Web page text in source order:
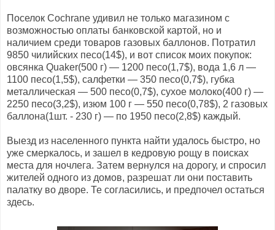
Поселок Cochrane удивил не только магазином с
возможностью оплаты банковской картой, но и
наличием среди товаров газовых баллонов. Потратил
9850 чилийских песо(14$), и вот список моих покупок:
овсянка Quaker(500 г) — 1200 песо(1,7$), вода 1,6 л —
1100 песо(1,5$), салфетки — 350 песо(0,7$), губка
металлическая — 500 песо(0,7$), сухое молоко(400 г) —
2250 песо(3,2$), изюм 100 г — 550 песо(0,78$), 2 газовых
баллона(1шт. - 230 г) — по 1950 песо(2,8$) каждый.
Выезд из населенного пункта найти удалось быстро, но
уже смеркалось, и зашел в кедровую рощу в поисках
места для ночлега. Затем вернулся на дорогу, и спросил
жителей одного из домов, разрешат ли они поставить
палатку во дворе. Те согласились, и предпочел остаться
здесь.